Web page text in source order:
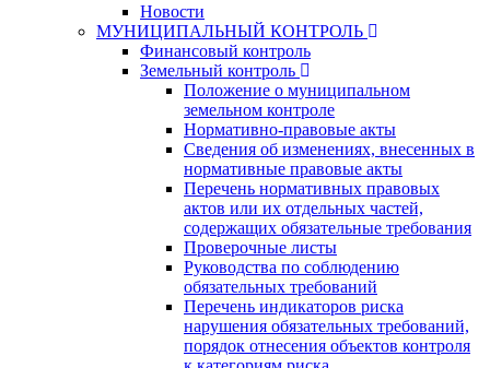
Новости
МУНИЦИПАЛЬНЫЙ КОНТРОЛЬ
Финансовый контроль
Земельный контроль
Положение о муниципальном
земельном контроле
Нормативно-правовые акты
Сведения об изменениях, внесенных в
нормативные правовые акты
Перечень нормативных правовых
актов или их отдельных частей,
содержащих обязательные требования
Проверочные листы
Руководства по соблюдению
обязательных требований
Перечень индикаторов риска
нарушения обязательных требований,
порядок отнесения объектов контроля